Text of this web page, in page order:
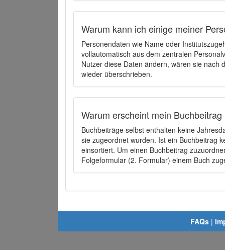
Warum kann ich einige meiner
Personendaten wie Name oder
vollautomatisch aus dem zentralen
Nutzer diese Daten ändern, wären sie
wieder überschrieben.
Warum erscheint mein
Buchbeiträge selbst enthalten keine
sie zugeordnet wurden. Ist ein Buchbeitrag
einsortiert. Um einen Buchbeitrag
Folgeformular (2. Formular) einem Buch
FAQs |